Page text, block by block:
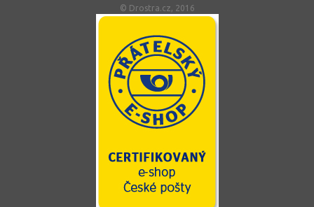
© Drostra.cz, 2016